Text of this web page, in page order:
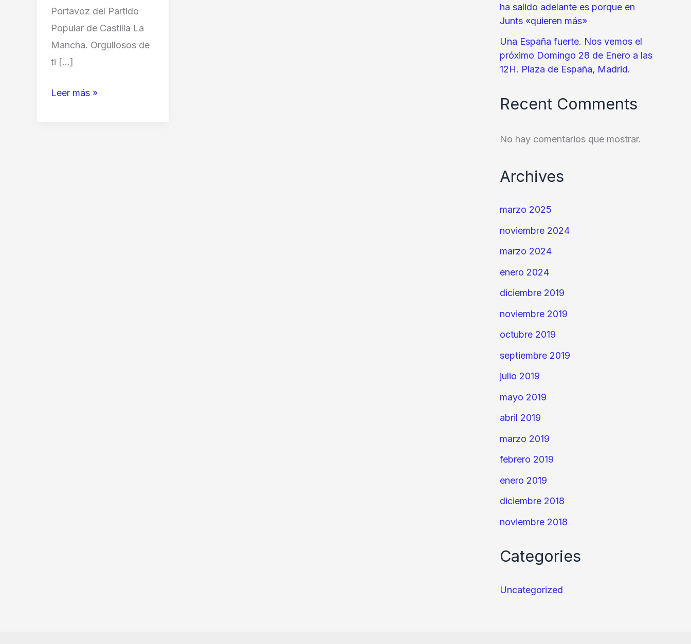
Portavoz del Partido
Popular de Castilla La
Mancha. Orgullosos de
ti […]
¡En
Leer más »
ha salido adelante es porque en
Junts «quieren más»
Una España fuerte. Nos vemos el
próximo Domingo 28 de Enero a las
12H. Plaza de España, Madrid.
Recent Comments
No hay comentarios que mostrar.
Archives
marzo 2025
noviembre 2024
marzo 2024
enero 2024
diciembre 2019
noviembre 2019
octubre 2019
septiembre 2019
julio 2019
mayo 2019
abril 2019
marzo 2019
febrero 2019
enero 2019
diciembre 2018
noviembre 2018
Categories
Uncategorized